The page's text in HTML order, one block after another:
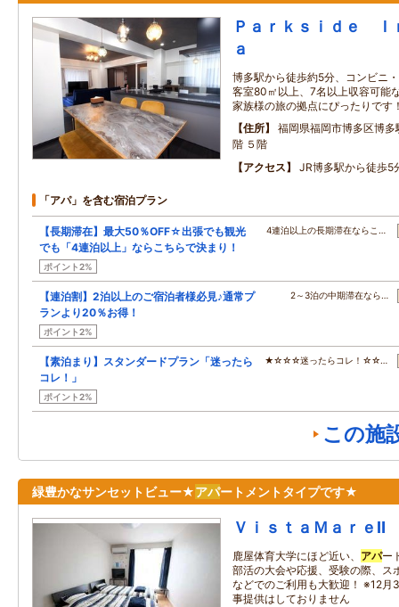
Ｐａｒｋｓｉｄｅ
ａ
博多駅から徒歩約5分、コンビニ
客室80㎡以上、7名以上収容可能
家族様の旅の拠点にぴったりです
住所
福岡県福岡市博多区博
階 ５階
アクセス
JR博多駅から徒歩5
「アパ」を含む宿泊プラン
【長期滞在】最大50％OFF☆出張でも観光
でも「4連泊以上」ならこちらで決まり！
ポイント2%
4連泊以上の長期滞在ならこ…
【連泊割】2泊以上のご宿泊者様必見♪通常プ
ランより20％お得！
ポイント2%
2～3泊の中期滞在なら…
【素泊まり】スタンダードプラン「迷ったら
コレ！」
ポイント2%
★☆☆☆迷ったらコレ！☆☆…
この施
緑豊かなサンセットビュー★アパートメントタイプです★
ＶｉｓｔａＭａｒｅⅡ
鹿屋体育大学にほど近い、 アパー
部活の大会や応援、受験の際、ス
などでのご利用も大歓迎！ ※12月
事提供はしておりません